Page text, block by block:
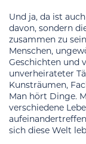
Und ja, da ist
davon, sondern
zusammen zu
Menschen,
Geschichten und
unverheirateter
Kunsträumen,
Man hört Dinge.
verschiedene
sich diese Welt